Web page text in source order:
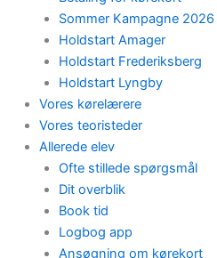
Sommer Kampagne 2026
Holdstart Amager
Holdstart Frederiksberg
Holdstart Lyngby
Vores kørelærere
Vores teoristeder
Allerede elev
Ofte stillede spørgsmål
Dit overblik
Book tid
Logbog app
Ansøgning om kørekort